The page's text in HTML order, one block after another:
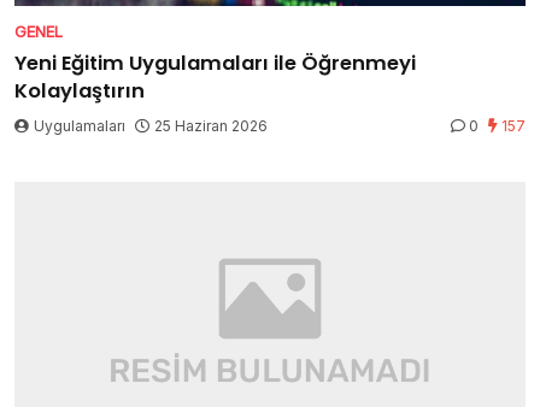
GENEL
Yeni Eğitim Uygulamaları ile Öğrenmeyi
Kolaylaştırın
Uygulamaları 25 Haziran 2026 0 157